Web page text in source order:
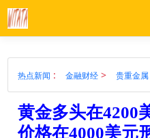
热点新闻 : 金融财经> 贵重金属
黄金多头在4200
价格在4000美元